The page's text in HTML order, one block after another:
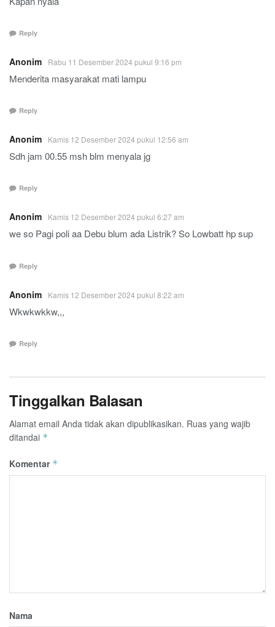
Reply
Anonim Rabu 11 Desember 2024 pukul 9:16 pm
Menderita masyarakat mati lampu
Reply
Anonim Kamis 12 Desember 2024 pukul 12:56 am
Sdh jam 00.55 msh blm menyala jg
Reply
Anonim Kamis 12 Desember 2024 pukul 6:27 am
we so Pagi poli aa Debu blum ada Listrik? So Lowbatt hp sup
Reply
Anonim Kamis 12 Desember 2024 pukul 8:22 am
Wkwkwkkw,,,
Reply
Tinggalkan Balasan
Alamat email Anda tidak akan dipublikasikan. Ruas yang wajib
ditandai *
Komentar *
Nama